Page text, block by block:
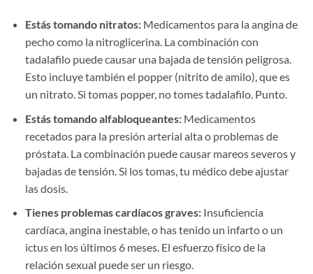
Estás tomando nitratos:Medicamentos para la angina de
pecho como la nitroglicerina. La combinación con
tadalafilo puede causar una bajada de tensión peligrosa.
Esto incluye también el popper (nitrito de amilo), que es
un nitrato. Si tomas popper, no tomes tadalafilo. Punto.
Estás tomando alfabloqueantes:Medicamentos
recetados para la presión arterial alta o problemas de
próstata. La combinación puede causar mareos severos y
bajadas de tensión. Si los tomas, tu médico debe ajustar
las dosis.
Tienes problemas cardíacos graves:Insuficiencia
cardíaca, angina inestable, o has tenido un infarto o un
ictus en los últimos 6 meses. El esfuerzo físico de la
relación sexual puede ser un riesgo.